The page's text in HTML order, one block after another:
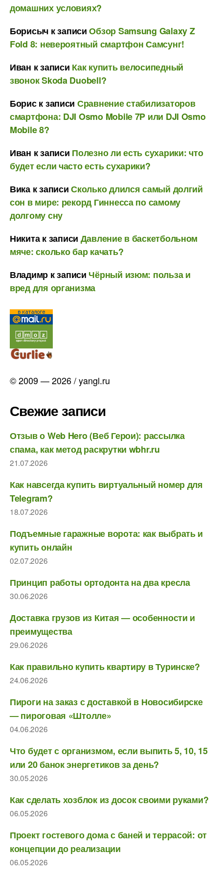
домашних условиях?
Борисыч к записиОбзор Samsung Galaxy Z
Fold 8: невероятный смартфон Самсунг!
Иван к записи Как купить велосипедный
звонок Skoda Duobell?
Бориск записи Сравнение стабилизаторов
смартфона: DJI Osmo Mobile 7P или DJI Osmo
Mobile 8?
Иван к записи Полезно ли есть сухарики: что
будет если часто есть сухарики?
Викак записиСколько длился самый долгий
сон в мире: рекорд Гиннесса по самому
долгому сну
Никитак записи Давление в баскетбольном
мяче: сколько бар качать?
Владимр к записи Чёрный изюм: польза и
вред для организма
© 2009 — 2026 / yangl.ru
Свежие записи
Отзыв о Web Hero (Веб Герои): рассылка
спама, как метод раскрутки wbhr.ru
21.07.2026
Как навсегда купить виртуальный номер для
Telegram?
18.07.2026
Подъемные гаражные ворота: как выбрать и
купить онлайн
02.07.2026
Принцип работы ортодонта на два кресла
30.06.2026
Доставка грузов из Китая — особенности и
преимущества
29.06.2026
Как правильно купить квартиру в Туринске?
24.06.2026
Пироги на заказ с доставкой в Новосибирске
— пироговая «Штолле»
04.06.2026
Что будет с организмом, если выпить 5, 10, 15
или 20 банок энергетиков за день?
30.05.2026
Как сделать хозблок из досок своими руками?
06.05.2026
Проект гостевого дома с баней и террасой: от
концепции до реализации
06.05.2026